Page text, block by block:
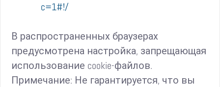
c=1#!/
В распространенных браузерах
предусмотрена настройка, запрещающая
использование cookie-файлов.
Примечание: Не гарантируется, что вы